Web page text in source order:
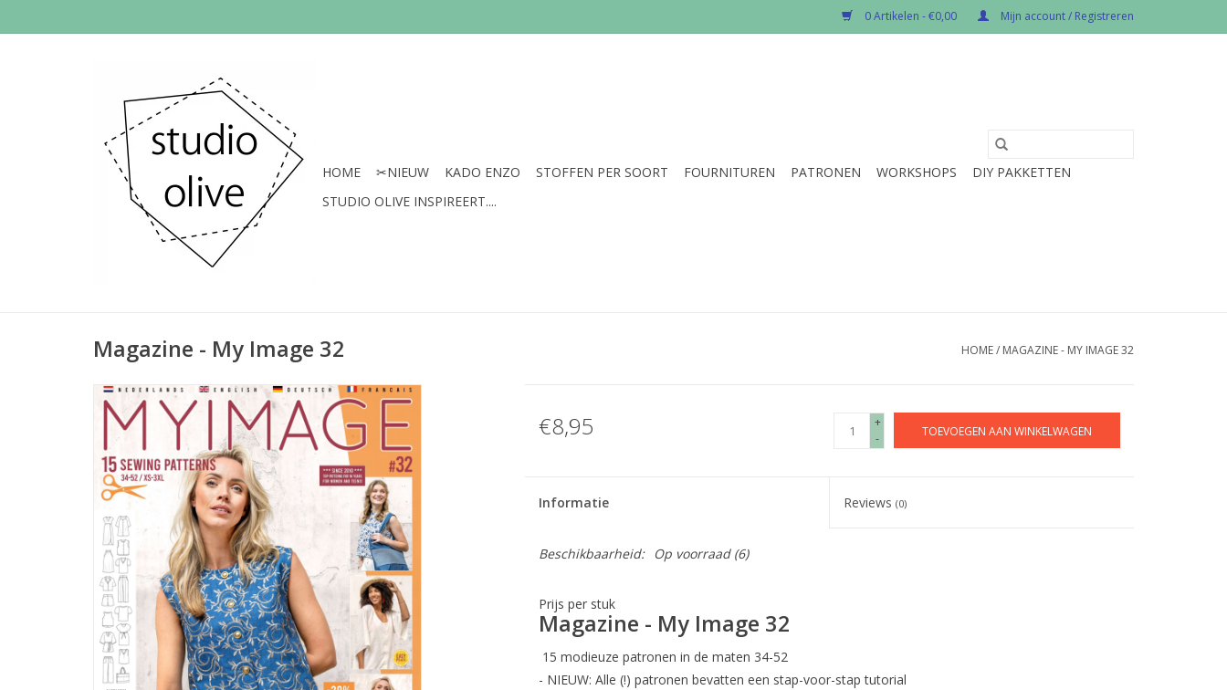
0 Artikelen - €0,00 Mijn account / Registreren
HOME ✂︎NIEUW KADO ENZO STOFFEN PER SOORT FOURNITUREN PATRONEN WORKSHOPS
DIY PAKKETTEN
STUDIO OLIVE INSPIREERT....
Magazine - My Image 32 HOME/ MAGAZINE - MY IMAGE 32
€8,95
+
-
TOEVOEGEN AAN WINKELWAGEN
Informatie Reviews(0)
Beschikbaarheid: Op voorraad(6)
Prijs per stuk
Magazine - My Image 32
15 modieuze patronen in de maten 34-52
- NIEUW: Alle (!) patronen bevatten een stap-voor-stap tutorial